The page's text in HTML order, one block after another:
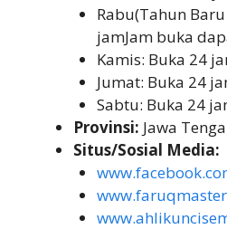
Rabu(Tahun
jamJam buka
Kamis: Buka 24
Jumat: Buka 24
Sabtu: Buka 24
Provinsi: Jawa
Situs/Sosial Media: